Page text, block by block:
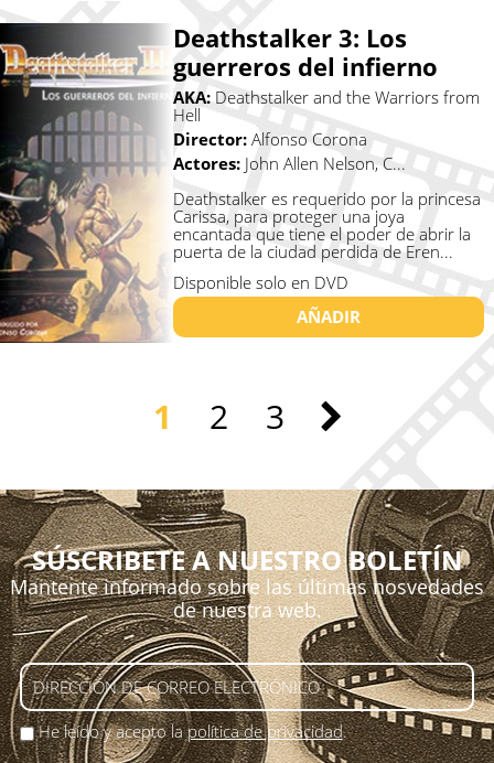
Deathstalker 3: Los
guerreros del infierno
AKA: Deathstalker and the Warriors from
Hell
Director: Alfonso Corona
Actores: John Allen Nelson, C...
Deathstalker es requerido por la princesa
Carissa, para proteger una joya
encantada que tiene el poder de abrir la
puerta de la ciudad perdida de Eren...
Disponible solo en DVD
AÑADIR
1 2 3
SÚSCRIBETE A NUESTRO BOLETÍN
Mantente informado sobre las últimas nosvedades
de nuestra web.
He leído y acepto lapolítica de privacidad.